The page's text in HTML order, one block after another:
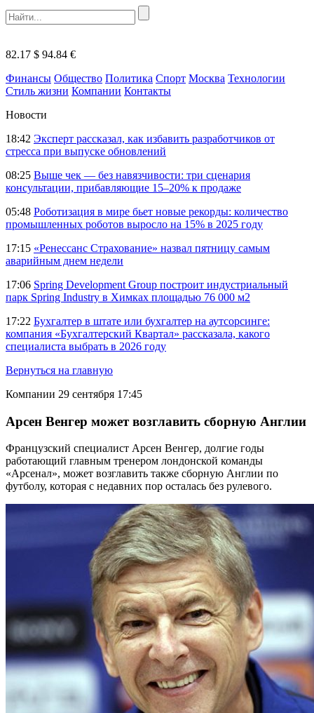
82.17 $ 94.84 €
Финансы Общество Политика Спорт Москва Технологии
Стиль жизни Компании Контакты
Новости
18:42 Эксперт рассказал, как избавить разработчиков от
стресса при выпуске обновлений
08:25 Выше чек — без навязчивости: три сценария
консультации, прибавляющие 15–20% к продаже
05:48 Роботизация в мире бьет новые рекорды: количество
промышленных роботов выросло на 15% в 2025 году
17:15 «Ренессанс Страхование» назвал пятницу самым
аварийным днем недели
17:06 Spring Development Group построит индустриальный
парк Spring Industry в Химках площадью 76 000 м2
17:22 Бухгалтер в штате или бухгалтер на аутсорсинге:
компания «Бухгалтерский Квартал» рассказала, какого
специалиста выбрать в 2026 году
Вернуться на главную
Компании 29 сентября 17:45
Арсен Венгер может возглавить сборную Англии
Французский специалист Арсен Венгер, долгие годы
работающий главным тренером лондонской команды
«Арсенал», может возглавить также сборную Англии по
футболу, которая с недавних пор осталась без рулевого.